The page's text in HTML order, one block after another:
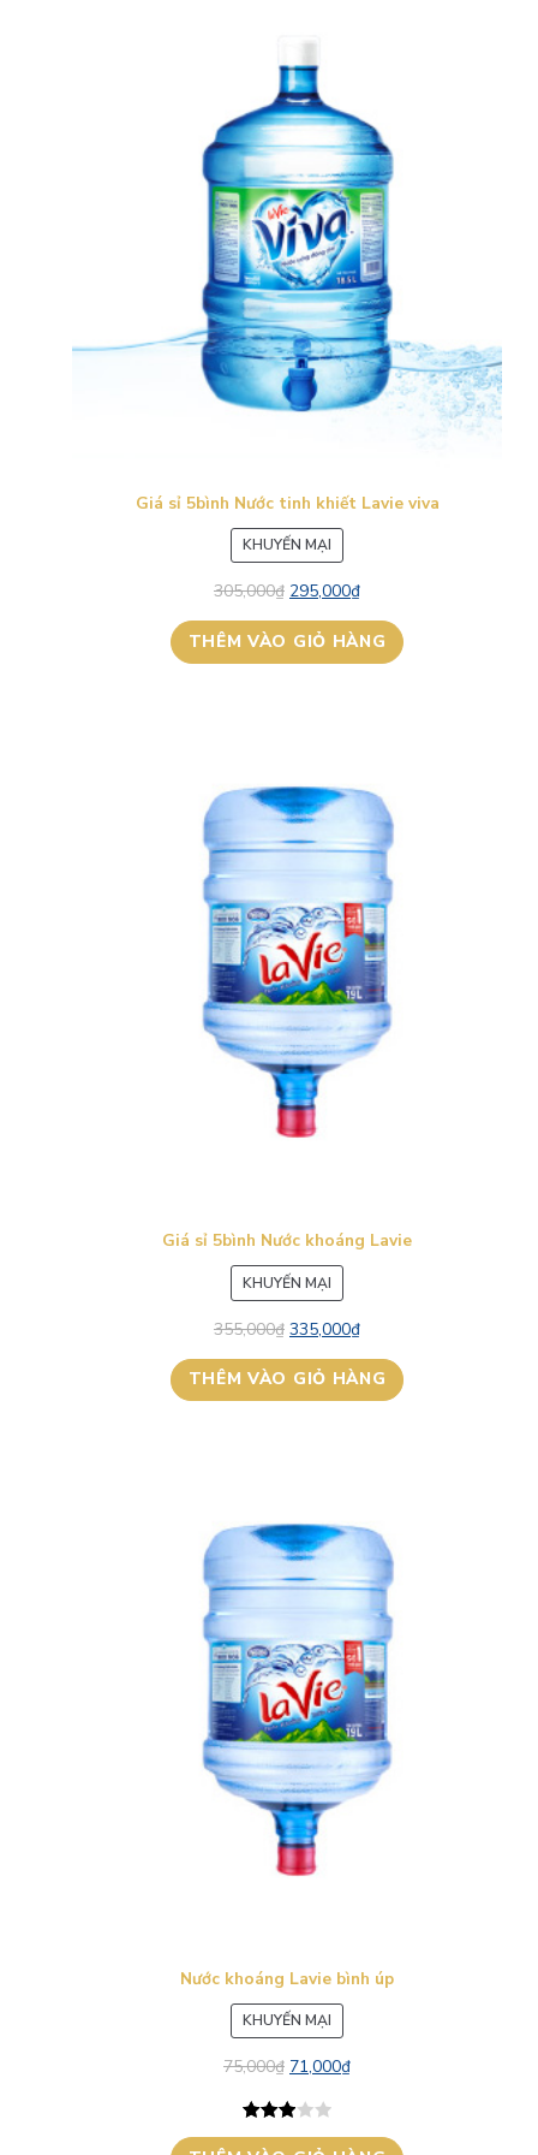
Giá sỉ 5bình Nước tinh khiết Lavie viva
KHUYẾN MẠI
PHẨM
ĐANG
GIẢM
GIÁ
305,000₫ 295,000₫
THÊM VÀO GIỎ HÀNG
Giá sỉ 5bình Nước khoáng Lavie
KHUYẾN MẠI
PHẨM
ĐANG
GIẢM
GIÁ
355,000₫ 335,000₫
THÊM VÀO GIỎ HÀNG
Nước khoáng Lavie bình úp
KHUYẾN MẠI
PHẨM
ĐANG
75,000₫ 71,000₫
3.00
1